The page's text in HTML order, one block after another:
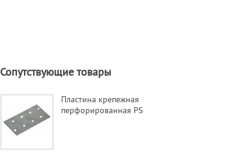
Сопутствующие товары
Пластина крепежная
перфорированная PS